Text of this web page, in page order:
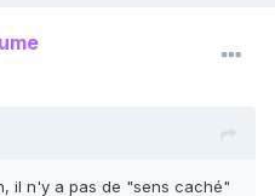
il n'y a pas de "sens caché"